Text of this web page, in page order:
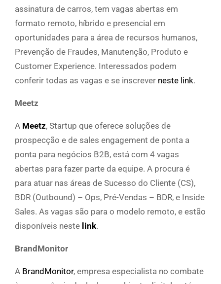
assinatura de carros, tem vagas abertas em
formato remoto, híbrido e presencial em
oportunidades para a área de recursos humanos,
Prevenção de Fraudes, Manutenção, Produto e
Customer Experience. Interessados podem
conferir todas as vagas e se inscrever neste link.
Meetz
A Meetz, Startup que oferece soluções de
prospecção e de sales engagement de ponta a
ponta para negócios B2B, está com 4 vagas
abertas para fazer parte da equipe. A procura é
para atuar nas áreas de Sucesso do Cliente (CS),
BDR (Outbound) – Ops, Pré-Vendas – BDR, e Inside
Sales. As vagas são para o modelo remoto, e estão
disponíveis neste link.
BrandMonitor
A BrandMonitor, empresa especialista no combate